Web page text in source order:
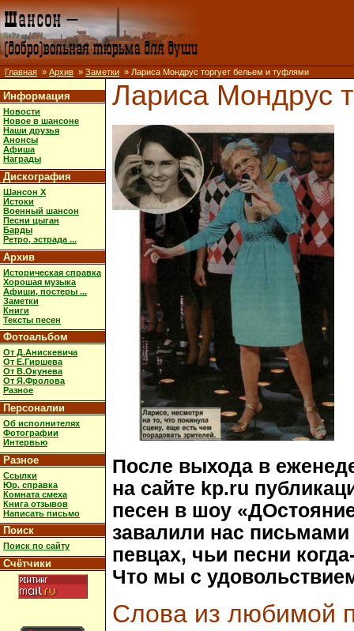
Главная » Архив » Заметки » Лариса Мондрус торгует бельем и туфлями
Информация
Новости
Новое в шансоне
Наши друзья
Анонсы
Афиша
Награды
Дискография
Шансон X
Истоки
Военный шансон
Песни цыган
Барды
Ретро, эстрада ...
Архив
Историческая справка
Хорошая музыка
Афиши, постеры ...
Заметки
Книги
Тексты песен
Фотоальбом
От Д.Анискевича
От Е.Гиршева
От В.Окунева
От Я.Фролова
Разное
Персоналии
Об исполнителях
Фотографии
Интервью
Разное
Ссылки
Юр. справка
Комната смеха
Книга отзывов
Написать письмо
Поиск
Поиск по сайту
Счётчики
Лариса Мондрус
После выхода в
на сайте kp.ru
песен в шоу
завалили нас письмами
певцах, чьи песни
Что мы с
Слова из любимой